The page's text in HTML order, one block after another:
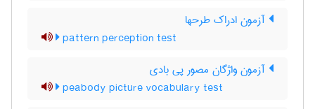
آزمون ادراک طرحها
pattern perception test
آزمون واژگان مصور پی بادی
peabody picture vocabulary test